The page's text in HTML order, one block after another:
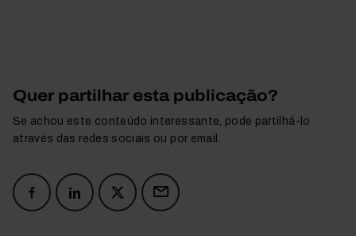
Quer partilhar esta publicação?
Se achou este conteúdo interessante, pode partilhá-lo
através das redes sociais ou por email.